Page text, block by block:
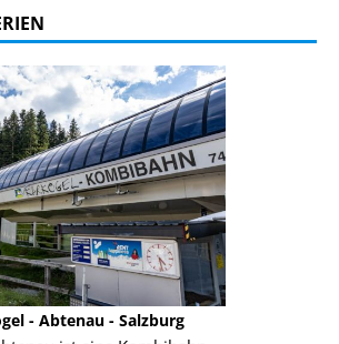
- Abtenau - Salzburg